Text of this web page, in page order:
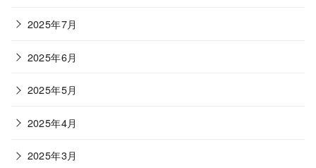
2025年7月
2025年6月
2025年5月
2025年4月
2025年3月